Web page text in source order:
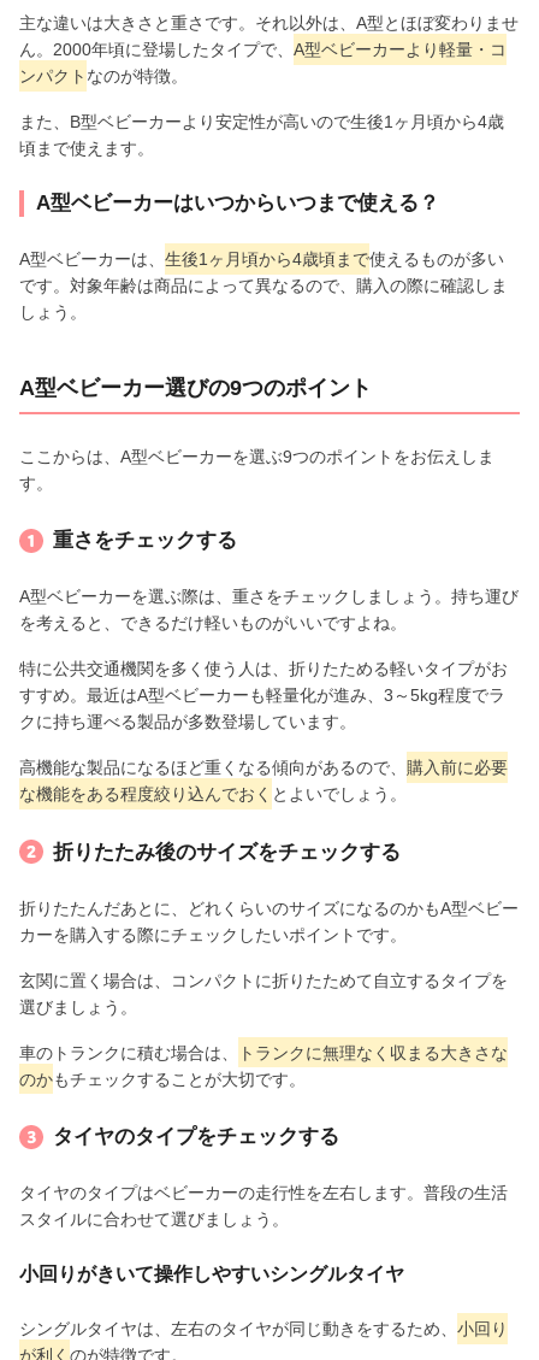
主な違いは大きさと重さです。それ以外は、A型とほぼ変わりませ
ん。2000年頃に登場したタイプで、 A型ベビーカーより軽量・コ
ンパクト なのが特徴。
また、B型ベビーカーより安定性が高いので生後1ヶ月頃から4歳
頃まで使えます。
A型ベビーカーはいつからいつまで使える？
A型ベビーカーは、 生後1ヶ月頃から4歳頃まで使えるものが多い
です。対象年齢は商品によって異なるので、購入の際に確認しま
しょう。
A型ベビーカー選びの9つのポイント
ここからは、A型ベビーカーを選ぶ9つのポイントをお伝えしま
す。
重さをチェックする
A型ベビーカーを選ぶ際は、重さをチェックしましょう。持ち運び
を考えると、できるだけ軽いものがいいですよね。
特に公共交通機関を多く使う人は、折りたためる軽いタイプがお
すすめ。最近はA型ベビーカーも軽量化が進み、3～5kg程度でラ
クに持ち運べる製品が多数登場しています。
高機能な製品になるほど重くなる傾向があるので、 購入前に必要
な機能をある程度絞り込んでおく とよいでしょう。
折りたたみ後のサイズをチェックする
折りたたんだあとに、どれくらいのサイズになるのかもA型ベビー
カーを購入する際にチェックしたいポイントです。
玄関に置く場合は、コンパクトに折りたためて自立するタイプを
選びましょう。
車のトランクに積む場合は、
トランクに無理なく収まる大きさな
のかもチェックすることが大切です。
タイヤのタイプをチェックする
タイヤのタイプはベビーカーの走行性を左右します。普段の生活
スタイルに合わせて選びましょう。
小回りがきいて操作しやすいシングルタイヤ
シングルタイヤは、左右のタイヤが同じ動きをするため、 小回り
が利く のが特徴です。